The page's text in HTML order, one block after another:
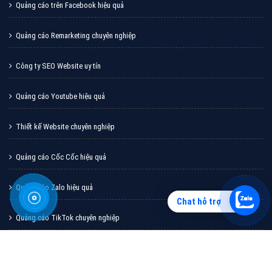
Chat hỗ trợ
Quảng cáo trên Facebook hiệu quả
Quảng cáo Remarketing chuyên nghiệp
Công ty SEO Website uy tín
Quảng cáo Youtube hiệu quả
Thiết kế Website chuyên nghiệp
Quảng cáo Cốc Cốc hiệu quả
Quảng cáo Zalo hiệu quả
Quảng cáo TikTok chuyên nghiệp